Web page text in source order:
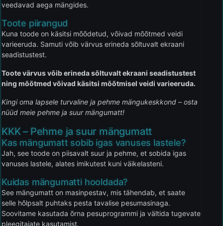
veedavad aega mängides.
Toote piirangud
Kuna toode on käsitsi mõõdetud, võivad mõõtmed veidi
varieeruda. Samuti võib värvus erineda sõltuvalt ekraani
seadistustest.
Toote värvus võib erineda sõltuvalt ekraani seadistustest
ning mõõtmed võivad käsitsi mõõtmisel veidi varieeruda.
Kingi oma lapsele turvaline ja pehme mängukeskkond – osta
nüüd meie pehme ja suur mängumatt!
KKK – Pehme ja suur mängumatt
Kas mängumatt sobib igas vanuses lastele?
Jah, see toode on piisavalt suur ja pehme, et sobida igas
vanuses lastele, alates imikutest kuni väikelasteni.
Kuidas mängumatti hooldada?
See mängumatt on masinpestav, mis tähendab, et saate
selle hõlpsalt puhtaks pesta tavalise pesumasinaga.
Soovitame kasutada õrna pesuprogrammi ja vältida tugevate
pleegitajate kasutamist.